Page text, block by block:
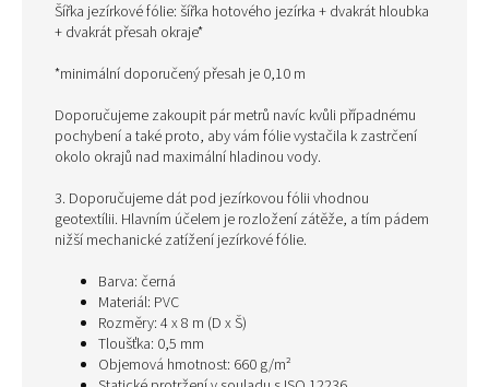
Šířka jezírkové fólie: šířka hotového jezírka + dvakrát hloubka
+ dvakrát přesah okraje*
*minimální doporučený přesah je 0,10 m
Doporučujeme zakoupit pár metrů navíc kvůli případnému
pochybení a také proto, aby vám fólie vystačila k zastrčení
okolo okrajů nad maximální hladinou vody.
3. Doporučujeme dát pod jezírkovou fólii vhodnou
geotextílii. Hlavním účelem je rozložení zátěže, a tím pádem
nižší mechanické zatížení jezírkové fólie.
Barva: černá
Materiál: PVC
Rozměry: 4 x 8 m (D x Š)
Tloušťka: 0,5 mm
Objemová hmotnost: 660 g/m²